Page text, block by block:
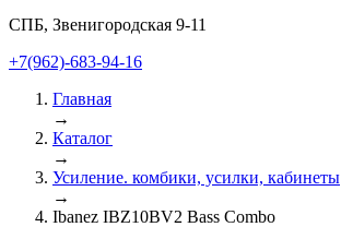
СПБ, Звенигородская 9-11
+7(962)-683-94-16
Главная
→
Каталог
→
Усиление. комбики, усилки, кабинеты
→
Ibanez IBZ10BV2 Bass Combo